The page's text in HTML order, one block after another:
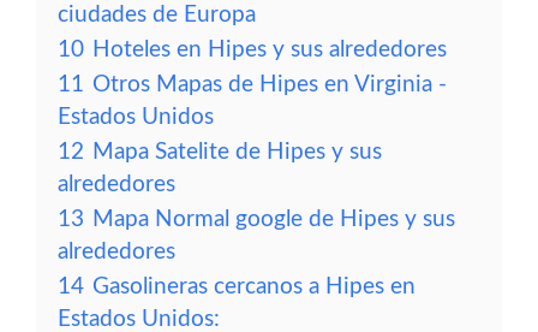
ciudades de Europa
10 Hoteles en Hipes y sus alrededores
11 Otros Mapas de Hipes en Virginia -
Estados Unidos
12 Mapa Satelite de Hipes y sus
alrededores
13 Mapa Normal google de Hipes y sus
alrededores
14 Gasolineras cercanos a Hipes en
Estados Unidos: